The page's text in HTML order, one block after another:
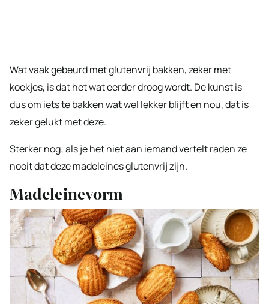
Wat vaak gebeurd met glutenvrij bakken, zeker met
koekjes, is dat het wat eerder droog wordt. De kunst is
dus om iets te bakken wat wel lekker blijft en nou, dat is
zeker gelukt met deze.
Sterker nog; als je het niet aan iemand vertelt raden ze
nooit dat deze madeleines glutenvrij zijn.
Madeleinevorm